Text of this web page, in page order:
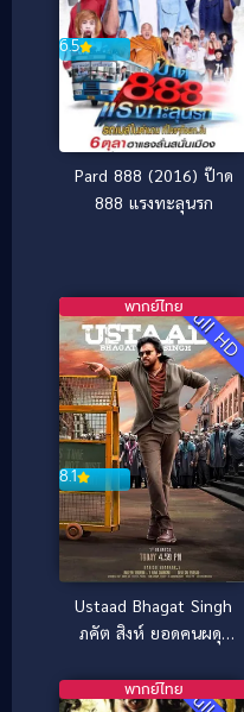
6.5
Pard 888 (2016) ป๊าด
888 แรงทะลุนรก
Full
8.1
พากย์ไทย
Ustaad Bhagat Singh
ภคัต สิงห์ ยอดคนผดุง
พากย์ไทย